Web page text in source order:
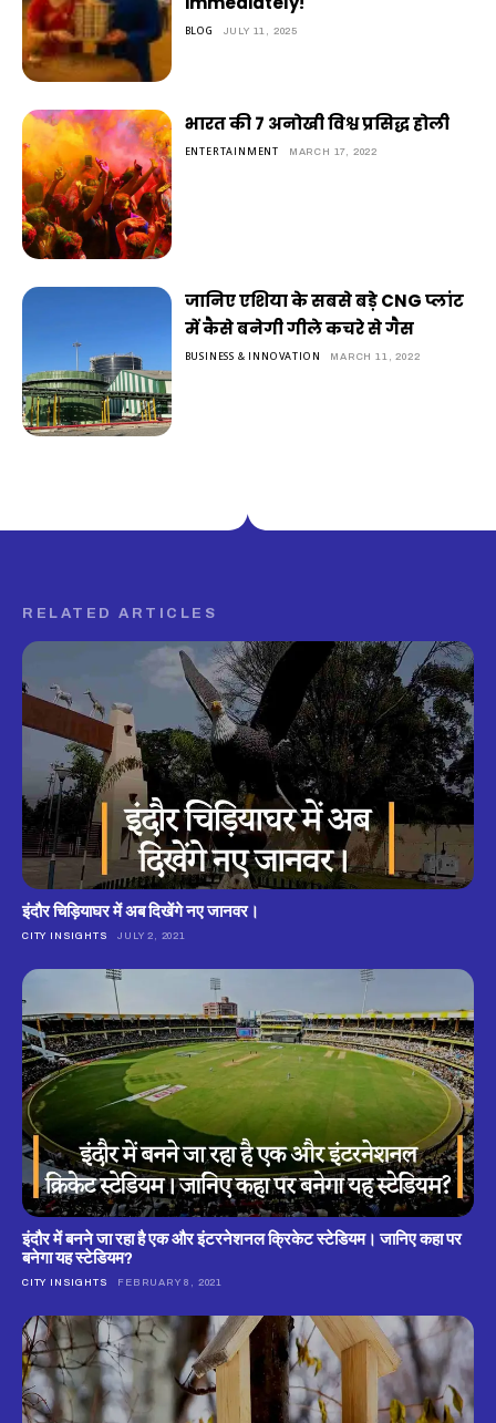
BLOG JULY 11, 2025
भारत की 7 अनोखी विश्व प्रसिद्ध होली
ENTERTAINMENT MARCH 17, 2022
जानिए एशिया के सबसे बड़े CNG प्लांट
में कैसे बनेगी गीले कचरे से गैस
BUSINESS & INNOVATION MARCH 11, 2022
RELATED ARTICLES
इंदौर चिड़ियाघर में अब दिखेंगे नए जानवर।
CITY INSIGHTS JULY 2, 2021
इंदौर में बनने जा रहा है एक और इंटरनेशनल क्रिकेट स्टेडियम। जानिए कहा पर
बनेगा यह स्टेडियम?
CITY INSIGHTS FEBRUARY 8, 2021